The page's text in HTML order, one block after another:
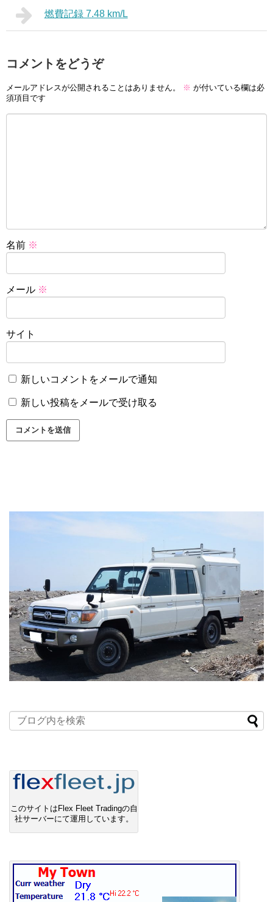
燃費記録 7.48 km/L
コメントをどうぞ
メールアドレスが公開されることはありません。 ※ が付いている欄は必
須項目です
名前 ※
メール ※
サイト
新しいコメントをメールで通知
新しい投稿をメールで受け取る
このサイトはFlex Fleet Tradingの自
社サーバーにて運用しています。